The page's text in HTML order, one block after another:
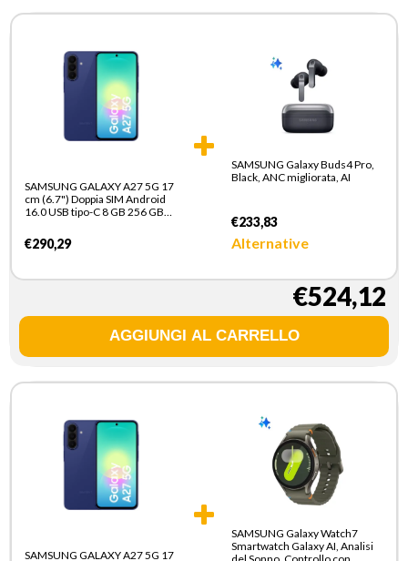
SAMSUNG GALAXY A27 5G 17
cm (6.7") Doppia SIM Android
16.0 USB tipo-C 8 GB 256 GB
€290,29
SAMSUNG Galaxy Buds4 Pro,
Black, ANC migliorata, AI
€233,83
Alternative
€524,12
SAMSUNG GALAXY A27 5G 17
SAMSUNG Galaxy Watch7
Smartwatch Galaxy AI, Analisi